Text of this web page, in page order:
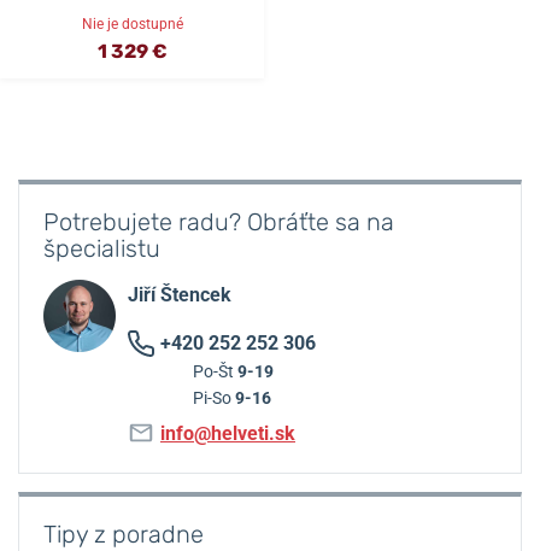
Nie je dostupné
1 329 €
Potrebujete radu? Obráťte sa na
špecialistu
Jiří Štencek
+420 252 252 306
Po-Št 9-19
Pi-So9-16
info@helveti.sk
Tipy z poradne